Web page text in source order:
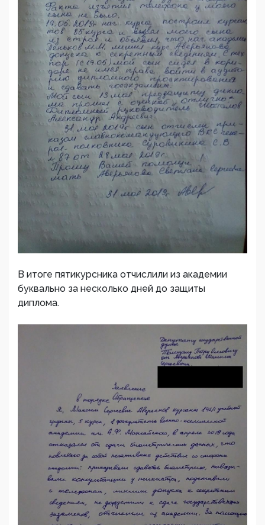
В итоге пятикурсника отчислили из академии
буквально за несколько дней до защиты
диплома.